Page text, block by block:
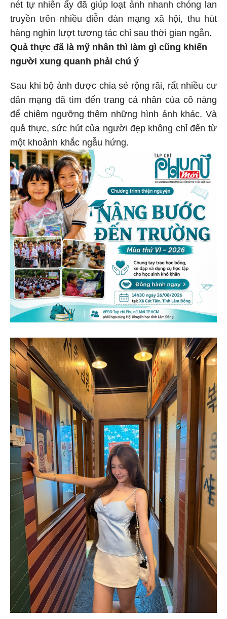
nét tự nhiên ấy đã giúp loạt ảnh nhanh chóng lan
truyền trên nhiều diễn đàn mạng xã hội, thu hút
hàng nghìn lượt tương tác chỉ sau thời gian ngắn.
Quả thực đã là mỹ nhân thì làm gì cũng khiến
người xung quanh phải chú ý
Sau khi bộ ảnh được chia sẻ rộng rãi, rất nhiều cư
dân mạng đã tìm đến trang cá nhân của cô nàng
để chiêm ngưỡng thêm những hình ảnh khác. Và
quả thực, sức hút của người đẹp không chỉ đến từ
một khoảnh khắc ngẫu hứng.